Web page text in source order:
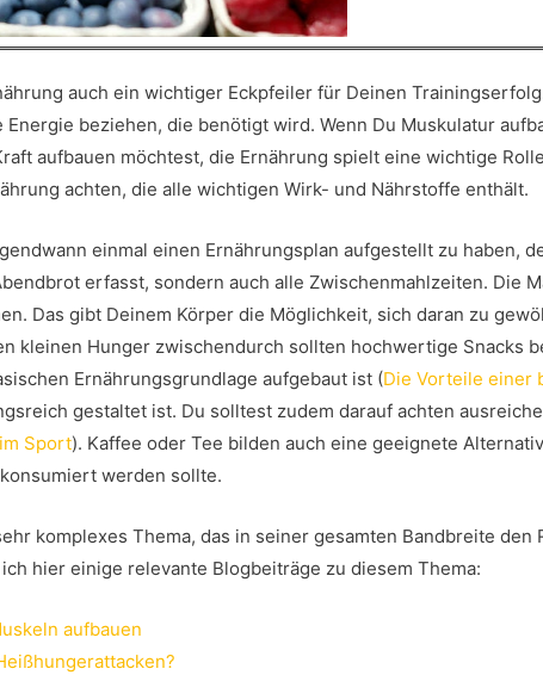
auch ein wichtiger Eckpfeiler für Deinen
beziehen, die benötigt wird. Wenn Du Muskulatur
aufbauen möchtest, die Ernährung spielt eine wichtige
achten, die alle wichtigen Wirk- und Nährstoffe enthält.
einmal einen Ernährungsplan aufgestellt zu haben,
erfasst, sondern auch alle Zwischenmahlzeiten. Die
Das gibt Deinem Körper die Möglichkeit, sich daran zu
kleinen Hunger zwischendurch sollten hochwertige Snacks
Ernährungsgrundlage aufgebaut ist (Die Vorteile einer
gestaltet ist. Du solltest zudem darauf achten
Sport). Kaffee oder Tee bilden auch eine geeignete
werden sollte.
komplexes Thema, das in seiner gesamten Bandbreite den
hier einige relevante Blogbeiträge zu diesem Thema:
aufbauen